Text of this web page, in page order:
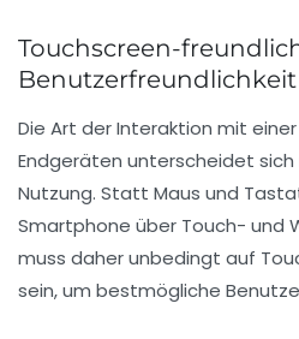
Touchscreen-
Die Art der Interaktion mit
Endgeräten unterscheidet
Nutzung. Statt Maus und
Smartphone über Touch- und
muss daher unbedingt auf
sein, um bestmögliche